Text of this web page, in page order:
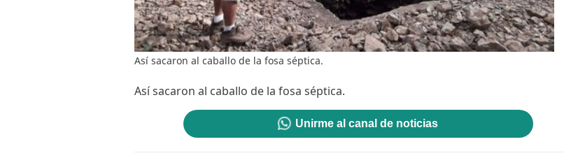
Así sacaron al caballo de la fosa séptica.
Así sacaron al caballo de la fosa séptica.
Unirme al canal de noticias